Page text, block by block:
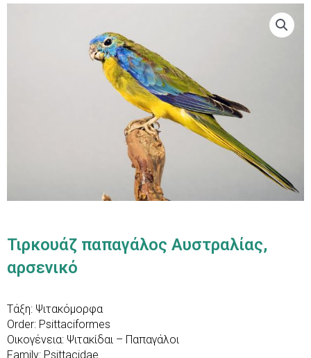
Τιρκουάζ παπαγάλος Αυστραλίας,
αρσενικό
Τάξη: Ψιτακόμορφα
Order: Psittaciformes
Οικογένεια: Ψιτακίδαι – Παπαγάλοι
Family: Psittacidae